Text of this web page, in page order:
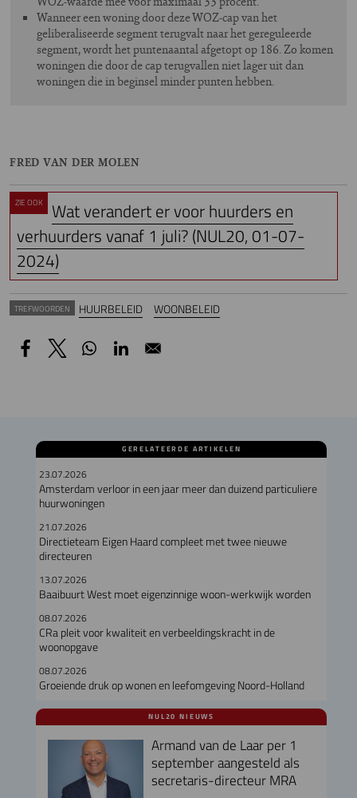
Wanneer een woning door deze WOZ-cap van het
geliberaliseerde segment terugvalt naar het gereguleerde
segment, wordt het puntenaantal afgetopt op 186. Zo komen
woningen die door de cap terugvallen niet lager uit dan
woningen die in beginsel minder punten hebben.
FRED VAN DER MOLEN
ZIE OOK
Wat verandert er voor huurders en
verhuurders vanaf 1 juli? (NUL20, 01-07-
2024)
TREFWOORDEN HUURBELEID WOONBELEID
GERELATEERDE ARTIKELEN
23.07.2026
Amsterdam verloor in een jaar meer dan duizend particuliere
huurwoningen
21.07.2026
Directieteam Eigen Haard compleet met twee nieuwe
directeuren
13.07.2026
Baaibuurt West moet eigenzinnige woon-werkwijk worden
08.07.2026
CRa pleit voor kwaliteit en verbeeldingskracht in de
woonopgave
08.07.2026
Groeiende druk op wonen en leefomgeving Noord-Holland
NUL20 NIEUWS
Armand van de Laar per 1
september aangesteld als
secretaris-directeur MRA